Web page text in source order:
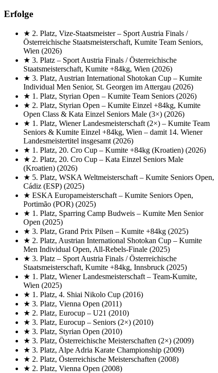
Erfolge
★ 2. Platz, Vize-Staatsmeister– Sport Austria Finals /
Österreichische Staatsmeisterschaft, Kumite Team Seniors,
Wien (2026)
★ 3. Platz – Sport Austria Finals / Österreichische
Staatsmeisterschaft, Kumite +84kg, Wien (2026)
★ 3. Platz, Austrian International Shotokan Cup – Kumite
Individual Men Senior, St. Georgen im Attergau (2026)
★ 1. Platz, Styrian Open – Kumite Team Seniors (2026)
★ 2. Platz, Styrian Open – Kumite Einzel +84kg, Kumite
Open Class & Kata Einzel Seniors Male (3×) (2026)
★ 1. Platz, Wiener Landesmeisterschaft (2×) – Kumite Team
Seniors & Kumite Einzel +84kg, Wien – damit 14. Wiener
Landesmeistertitel insgesamt (2026)
★ 1. Platz, 20. Cro Cup – Kumite +84kg (Kroatien) (2026)
★ 2. Platz, 20. Cro Cup – Kata Einzel Seniors Male
(Kroatien) (2026)
★ 5. Platz, WSKA Weltmeisterschaft – Kumite Seniors Open,
Cádiz (ESP) (2025)
★ ESKA Europameisterschaft – Kumite Seniors Open,
Portimão (POR) (2025)
★ 1. Platz, Sparring Camp Budweis – Kumite Men Senior
Open (2025)
★ 3. Platz, Grand Prix Pilsen – Kumite +84kg (2025)
★ 2. Platz, Austrian International Shotokan Cup – Kumite
Men Individual Open, All-Rebels-Finale (2025)
★ 3. Platz – Sport Austria Finals / Österreichische
Staatsmeisterschaft, Kumite +84kg, Innsbruck (2025)
★ 1. Platz, Wiener Landesmeisterschaft – Team-Kumite,
Wien (2025)
★ 1. Platz, 4. Shiai Nikolo Cup (2016)
★ 3. Platz, Vienna Open (2011)
★ 2. Platz, Eurocup – U21 (2010)
★ 3. Platz, Eurocup – Seniors (2×) (2010)
★ 3. Platz, Styrian Open (2010)
★ 3. Platz, Österreichische Meisterschaften (2×) (2009)
★ 3. Platz, Alpe Adria Karate Championship (2009)
★ 2. Platz, Österreichische Meisterschaften (2008)
★ 2. Platz, Vienna Open (2008)